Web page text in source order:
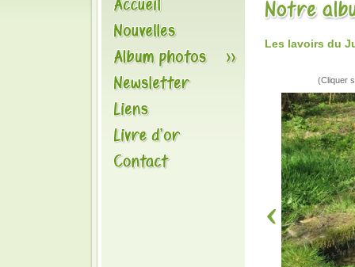
Les lavoirs du
(Cliquer